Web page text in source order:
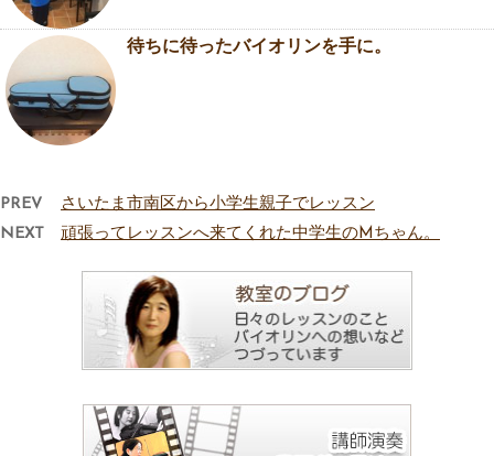
待ちに待ったバイオリンを手に。
PREV
さいたま市南区から小学生親子でレッスン
NEXT
頑張ってレッスンへ来てくれた中学生のMちゃん。